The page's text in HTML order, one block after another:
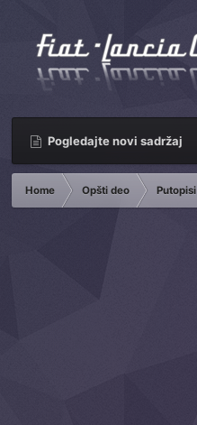
Pogledajte novi sadržaj
Home Opšti deo Putopisi